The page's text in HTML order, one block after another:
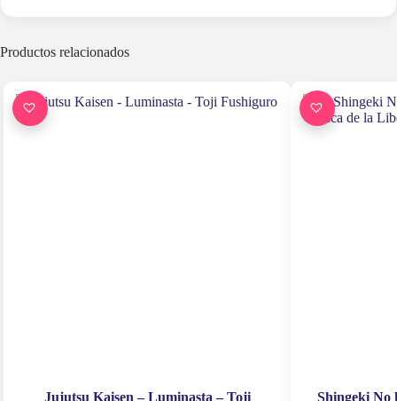
Productos relacionados
Jujutsu Kaisen – Luminasta – Toji
Shingeki No